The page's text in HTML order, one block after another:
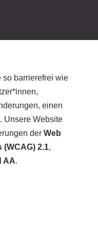
so barrierefrei wie
einen
Unsere Website
der Web
2.1,
AA.